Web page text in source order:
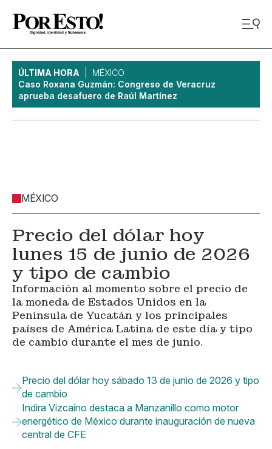
ÚLTIMA HORA
MÉXICO
Caso Roxana Guzmán: Congreso de Veracruz
aprueba desafuero de Raúl Martínez
MÉXICO
Precio del dólar hoy
lunes 15 de junio de 2026
y tipo de cambio
Información al momento sobre el precio de
la moneda de Estados Unidos en la
Península de Yucatán y los principales
países de América Latina de este día y tipo
de cambio durante el mes de junio.
Precio del dólar hoy sábado 13 de junio de 2026 y tipo
de cambio
Indira Vizcaíno destaca a Manzanillo como motor
energético de México durante inauguración de nueva
central de CFE